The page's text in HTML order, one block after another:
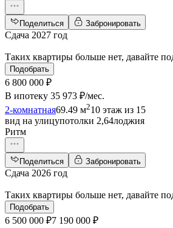
Поделиться Забронировать
Сдача 2027 год
Таких квартиры больше нет, давайте
Подобрать
6 800 000 ₽
В ипотеку 35 973 ₽/мес.
2-комнатная69.49 м210 этаж из 15
вид на улицупотолки 2,64лоджия
Ритм
Поделиться Забронировать
Сдача 2026 год
Таких квартиры больше нет, давайте
Подобрать
6 500 000 ₽7 190 000 ₽